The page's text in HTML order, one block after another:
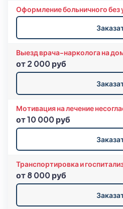
Оформление больничного без
Выезд врача-нарколога на
от 2 000 руб
Мотивация на лечение
от 10 000 руб
Транспортировка и
от 8 000 руб